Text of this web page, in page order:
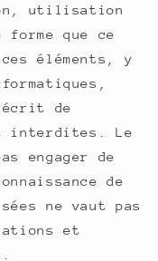
utilisation
forme que ce
éléments, y
de
interdites. Le
engager de
de
ne vaut pas
et